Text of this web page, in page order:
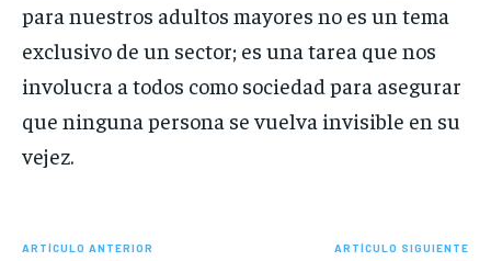
para nuestros adultos mayores no es un tema
exclusivo de un sector; es una tarea que nos
involucra a todos como sociedad para asegurar
que ninguna persona se vuelva invisible en su
vejez.
ARTÍCULO ANTERIOR ARTÍCULO SIGUIENTE